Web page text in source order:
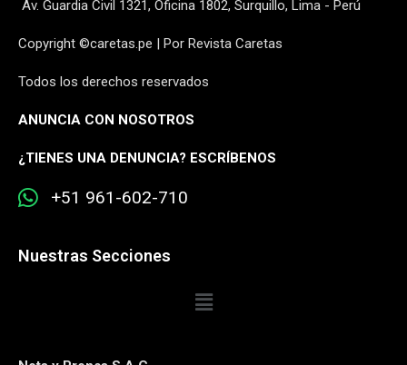
Av. Guardia Civil 1321, Oficina 1802, Surquillo, Lima - Perú
Copyright ©caretas.pe | Por Revista Caretas
Todos los derechos reservados
ANUNCIA CON NOSOTROS
¿TIENES UNA DENUNCIA? ESCRÍBENOS
+51 961-602-710
Nuestras Secciones